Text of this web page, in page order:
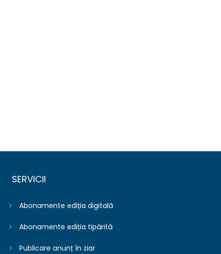
SERVICII
Abonamente ediția digitală
Abonamente ediția tipărită
Publicare anunț în ziar